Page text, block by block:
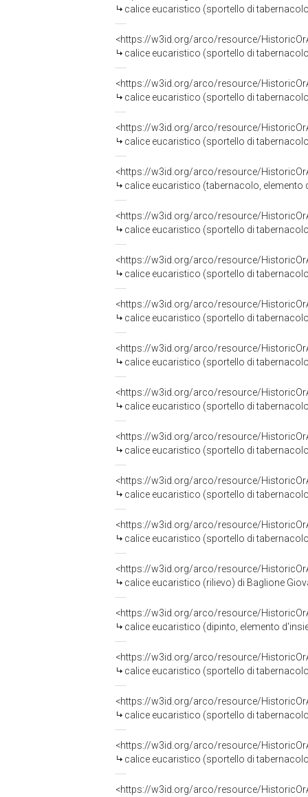
calice eucaristico (sportello di
<https://w3id.org/arco/resource/
calice eucaristico (sportello di
<https://w3id.org/arco/resource/
calice eucaristico (sportello di
<https://w3id.org/arco/resource/
calice eucaristico (sportello di
<https://w3id.org/arco/resource/
calice eucaristico (tabernacolo, elemento
<https://w3id.org/arco/resource/
calice eucaristico (sportello di
<https://w3id.org/arco/resource/
calice eucaristico (sportello di
<https://w3id.org/arco/resource/
calice eucaristico (sportello di
<https://w3id.org/arco/resource/
calice eucaristico (sportello di
<https://w3id.org/arco/resource/
calice eucaristico (sportello di
<https://w3id.org/arco/resource/
calice eucaristico (sportello di
<https://w3id.org/arco/resource/
calice eucaristico (sportello di
<https://w3id.org/arco/resource/
calice eucaristico (sportello di
<https://w3id.org/arco/resource/
calice eucaristico (rilievo) di Baglione
<https://w3id.org/arco/resource/
calice eucaristico (dipinto, elemento
<https://w3id.org/arco/resource/
calice eucaristico (sportello di
<https://w3id.org/arco/resource/
calice eucaristico (sportello di
<https://w3id.org/arco/resource/
calice eucaristico (sportello di
<https://w3id.org/arco/resource/